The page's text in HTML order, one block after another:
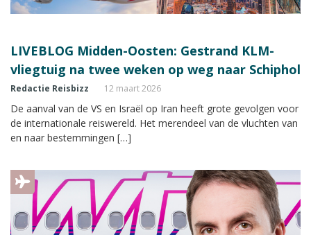
LIVEBLOG Midden-Oosten: Gestrand KLM-
vliegtuig na twee weken op weg naar Schiphol
Redactie Reisbizz 12 maart 2026
De aanval van de VS en Israël op Iran heeft grote gevolgen voor
de internationale reiswereld. Het merendeel van de vluchten van
en naar bestemmingen […]